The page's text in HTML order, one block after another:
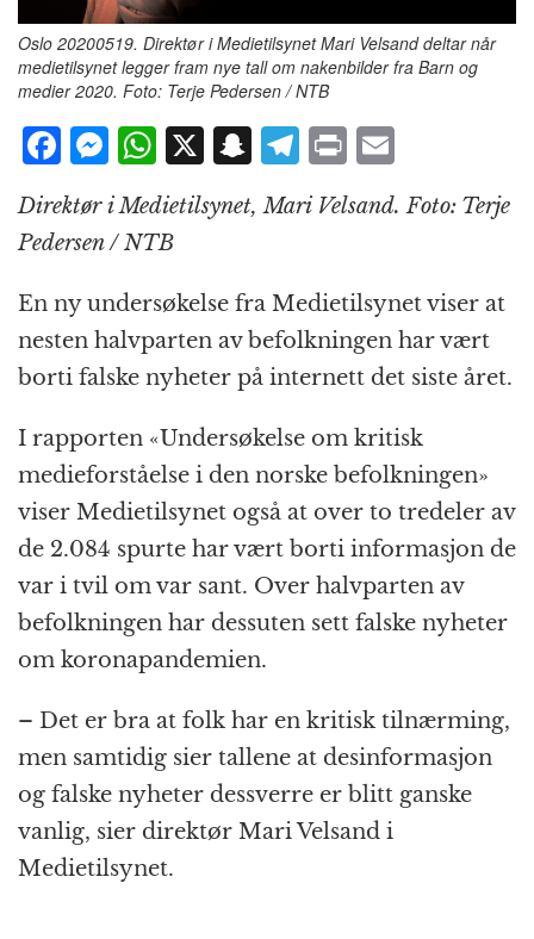
Oslo 20200519. Direktør i Medietilsynet Mari Velsand deltar når
medietilsynet legger fram nye tall om nakenbilder fra Barn og
medier 2020. Foto: Terje Pedersen / NTB
F
a
c
e
b
o
o
M
e
ss
e
n
g
e
W
h
at
s
A
p
p
X S
n
a
c
h
at
T
el
e
r
a
m
P
ri
n
m
ai
Direktør i Medietilsynet, Mari Velsand. Foto: Terje
Pedersen / NTB
En ny undersøkelse fra Medietilsynet viser at
nesten halvparten av befolkningen har vært
borti falske nyheter på internett det siste året.
I rapporten «Undersøkelse om kritisk
medieforståelse i den norske befolkningen»
viser Medietilsynet også at over to tredeler av
de 2.084 spurte har vært borti informasjon de
var i tvil om var sant. Over halvparten av
befolkningen har dessuten sett falske nyheter
om koronapandemien.
– Det er bra at folk har en kritisk tilnærming,
men samtidig sier tallene at desinformasjon
og falske nyheter dessverre er blitt ganske
vanlig, sier direktør Mari Velsand i
Medietilsynet.